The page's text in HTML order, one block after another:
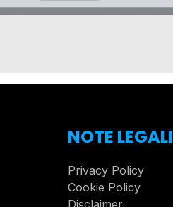
NOTE LEGALI
Privacy Policy
Cookie Policy
Disclaimer